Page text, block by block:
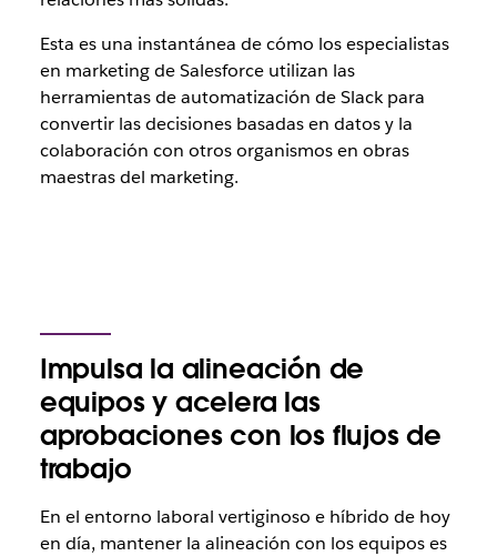
Esta es una instantánea de cómo los especialistas
en marketing de Salesforce utilizan las
herramientas de automatización de Slack para
convertir las decisiones basadas en datos y la
colaboración con otros organismos en obras
maestras del marketing.
Impulsa la alineación de
equipos y acelera las
aprobaciones con los flujos de
trabajo
En el entorno laboral vertiginoso e híbrido de hoy
en día, mantener la alineación con los equipos es